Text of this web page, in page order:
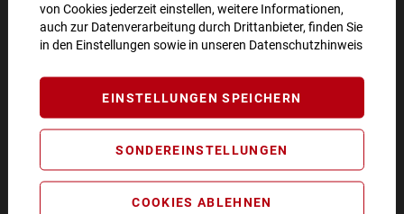
von Cookies jederzeit einstellen, weitere Informationen,
auch zur Datenverarbeitung durch Drittanbieter, finden Sie
in den Einstellungen sowie in unseren Datenschutzhinweis
EINSTELLUNGEN SPEICHERN
SONDEREINSTELLUNGEN
COOKIES ABLEHNEN
**Angebot gültig ab einem Bestellwert von 100€.
Abmeldung jederzeit möglich.
SO ERREICHEN SIE UNS
BIKEZEIT
Pommernstr. 4
93073 Neutraubling